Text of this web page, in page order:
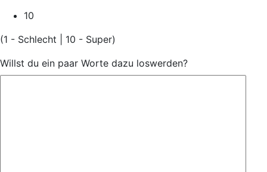
10
(1 - Schlecht | 10 - Super)
Willst du ein paar Worte dazu loswerden?